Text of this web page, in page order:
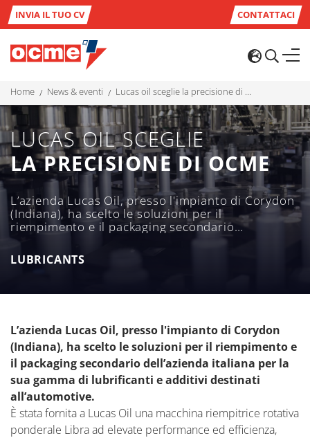
INVIA IL TUO CV CONTATTACI
home news & eventi lucas oil sceglie la precisione di ocme
LUCAS OIL SCEGLIE
LA PRECISIONE DI OCME
L’azienda Lucas Oil, presso l'impianto di Corydon
(Indiana), ha scelto le soluzioni per il
riempimento e il packaging secondario
dell’azienda italiana per la sua gamma di
lubrificanti e additivi destinati all’automotive.
LUBRICANTS
L’azienda Lucas Oil, presso l'impianto di Corydon
(Indiana), ha scelto le soluzioni per il riempimento e
il packaging secondario dell’azienda italiana per la
sua gamma di lubrificanti e additivi destinati
all’automotive.
È stata fornita a Lucas Oil una macchina riempitrice rotativa
ponderale Libra ad elevate performance ed efficienza,